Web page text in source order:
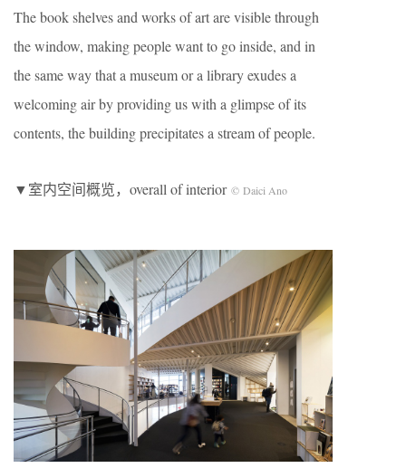
The book shelves and works of art are visible through
the window, making people want to go inside, and in
the same way that a museum or a library exudes a
welcoming air by providing us with a glimpse of its
contents, the building precipitates a stream of people.
▼室内空间概览，overall of interior © Daici Ano